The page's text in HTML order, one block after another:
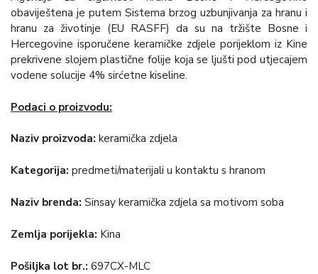
obaviještena je putem Sistema brzog uzbunjivanja za hranu i
hranu za životinje (EU RASFF) da su na tržište Bosne i
Hercegovine isporučene keramičke zdjele porijeklom iz Kine
prekrivene slojem plastične folije koja se ljušti pod utjecajem
vodene solucije 4% sirćetne kiseline.
Podaci o proizvodu:
Naziv proizvoda: keramička zdjela
Kategorija: predmeti/materijali u kontaktu s hranom
Naziv brenda: Sinsay keramička zdjela sa motivom soba
Zemlja porijekla: Kina
Pošiljka lot br.: 697CX-MLC